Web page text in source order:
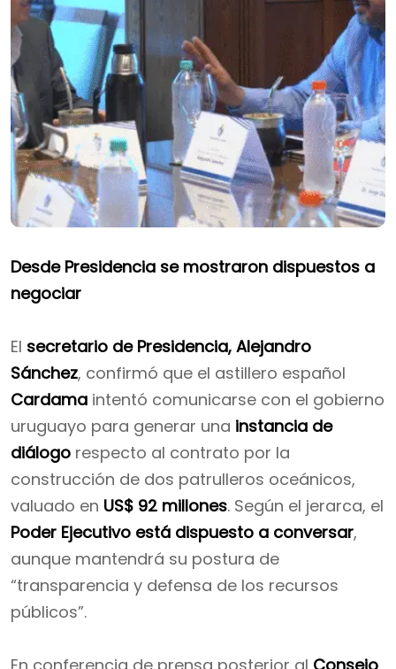
Desde Presidencia se mostraron dispuestos a
negociar
El secretario de Presidencia, Alejandro
Sánchez, confirmó que el astillero español
Cardama intentó comunicarse con el gobierno
uruguayo para generar una instancia de
diálogo respecto al contrato por la
construcción de dos patrulleros oceánicos,
valuado en US$ 92 millones. Según el jerarca, el
Poder Ejecutivo está dispuesto a conversar,
aunque mantendrá su postura de
“transparencia y defensa de los recursos
públicos”.